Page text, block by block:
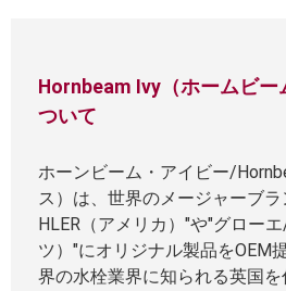
Hornbeam Ivy（ホームビー
ついて
ホーンビーム・アイビー/
ス）は、世界のメージャーブ
HLER（アメリカ）"や"グローエ
ツ）"にオリジナル製品をOEM
界の水栓業界に知られる英国